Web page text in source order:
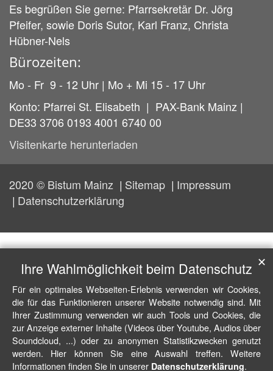
Es begrüßen Sie gerne: Pfarrsekretär Dr. Jörg
Pfeifer, sowie Doris Sutor, Karl Franz, Christa
Hübner-Nels
Bürozeiten:
Mo - Fr 9 - 12 Uhr | Mo + Mi 15 - 17 Uhr
Konto: Pfarrei St. Elisabeth | PAX-Bank Mainz |
DE33 3706 0193 4001 6740 00
Visitenkarte herunterladen
2020 © Bistum Mainz Sitemap
Impressum
Datenschutzerklärung
Ihre Wahlmöglichkeit beim Datenschutz
Für ein optimales Webseiten-Erlebnis verwenden wir Cookies,
die für das Funktionieren unserer Website notwendig sind. Mit
Ihrer Zustimmung verwenden wir auch Tools und Cookies, die
zur Anzeige externer Inhalte (Videos über Youtube, Audios über
Soundcloud, ...) oder zu anonymen Statistikzwecken genutzt
werden. Hier können Sie eine Auswahl treffen. Weitere
Informationen finden Sie in unserer Datenschutzerklärung.
✕